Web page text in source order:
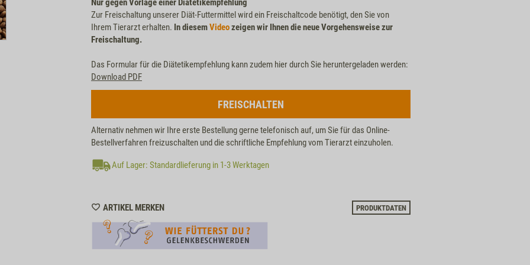
Nur gegen Vorlage einer Diätetikempfehlung
Zur Freischaltung unserer Diät-Futtermittel wird ein Freischaltcode benötigt, den Sie von
Ihrem Tierarzt erhalten. In diesemVideozeigen wir Ihnen die neue Vorgehensweise zur
Freischaltung.
Das Formular für die Diätetikempfehlung kann zudem hier durch Sie heruntergeladen werden:
Download PDF
FREISCHALTEN
Alternativ nehmen wir Ihre erste Bestellung gerne telefonisch auf, um Sie für das Online-
Bestellverfahren freizuschalten und die schriftliche Empfehlung vom Tierarzt einzuholen.
Auf Lager: Standardlieferung in 1-3 Werktagen
ARTIKEL MERKENWISHLIST
PRODUKTDATEN